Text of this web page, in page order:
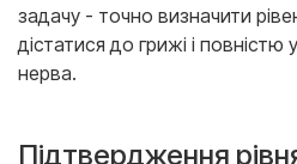
задачу - точно визначити
дістатися до грижі і
нерва.
Підтвердження